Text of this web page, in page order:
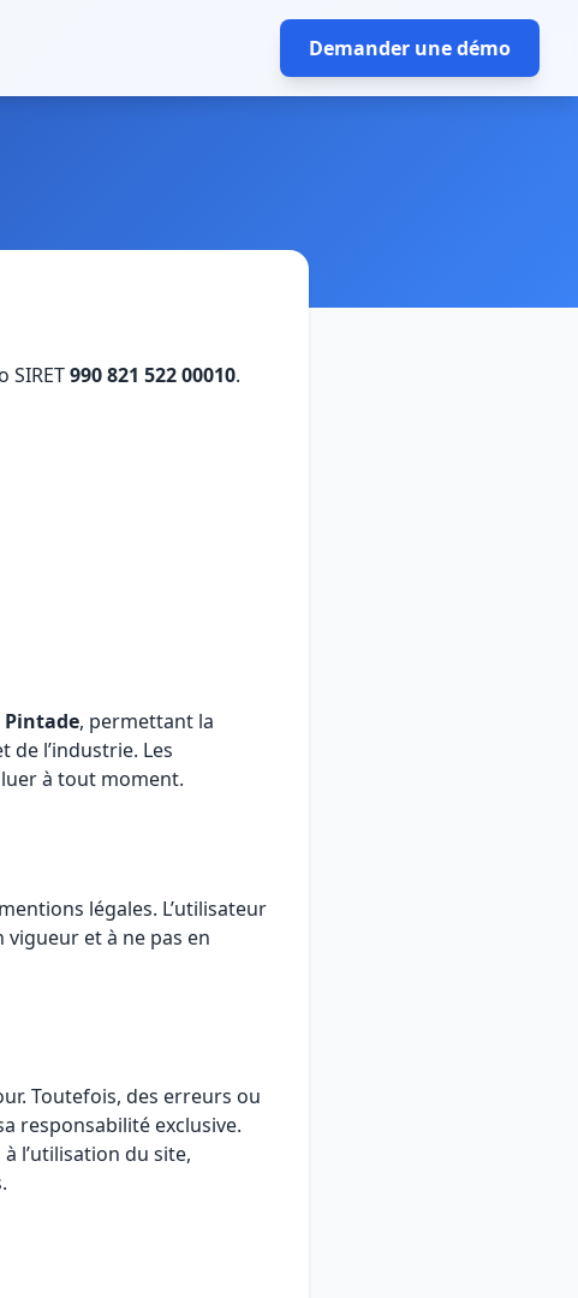
Demander une démo
SIRET990 821 522 00010.
Pintade, permettant la
l’industrie. Les
à tout moment.
légales. L’utilisateur
et à ne pas en
Toutefois, des erreurs ou
responsabilité exclusive.
l’utilisation du site,